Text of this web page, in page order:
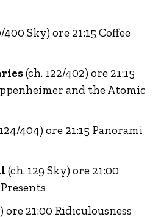
400 Sky) ore 21:15 Coffee
(ch. 122/402) ore 21:15
and the Atomic
404) ore 21:15 Panorami
(ch. 129 Sky) ore 21:00
ore 21:00 Ridiculousness